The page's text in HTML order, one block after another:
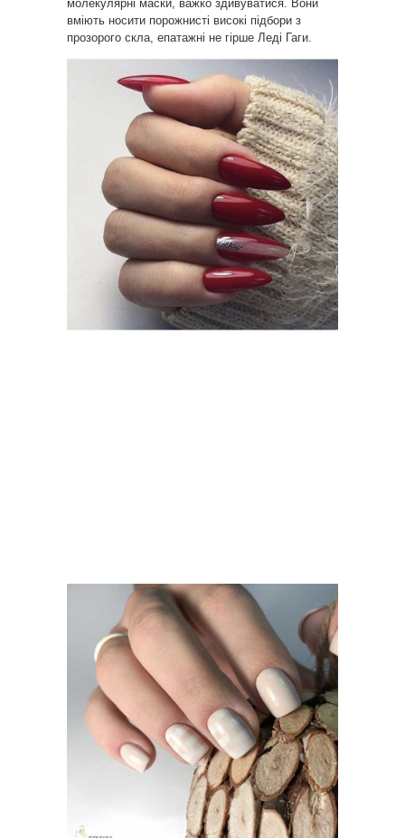
молекулярні маски, важко здивуватися. Вони
вміють носити порожнисті високі підбори з
прозорого скла, епатажні не гірше Леді Гаги.